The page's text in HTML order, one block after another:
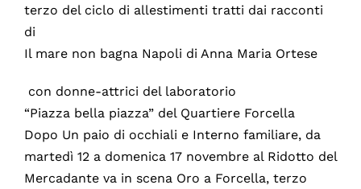
terzo del ciclo di allestimenti tratti dai racconti
di
Il mare non bagna Napoli di Anna Maria Ortese
con donne-attrici del laboratorio
“Piazza bella piazza” del Quartiere Forcella
Dopo Un paio di occhiali e Interno familiare, da
martedì 12 a domenica 17 novembre al Ridotto del
Mercadante va in scena Oro a Forcella, terzo